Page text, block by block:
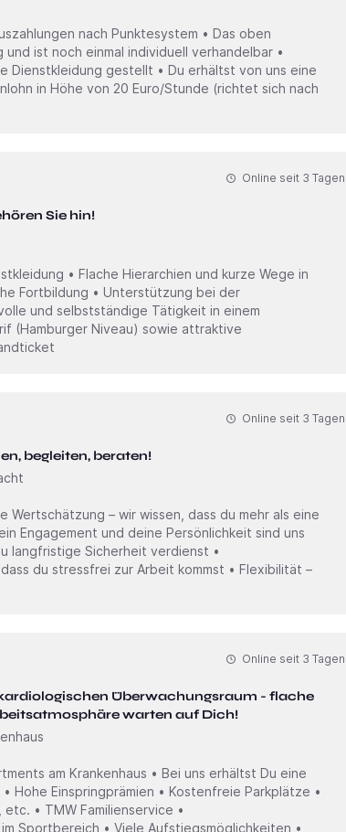
nach Punktesystem • Das oben
ist noch einmal individuell verhandelbar •
Dienstkleidung gestellt • Du erhältst von uns eine
in Höhe von 20 Euro/Stunde (richtet sich nach
Sie hin!
Online seit 3 Tagen
• Flache Hierarchien und kurze Wege in
Fortbildung • Unterstützung bei der
und selbstständige Tätigkeit in einem
(Hamburger Niveau) sowie attraktive
begleiten, beraten!
Online seit 3 Tagen
– wir wissen, dass du mehr als eine
Engagement und deine Persönlichkeit sind uns
langfristige Sicherheit verdienst •
du stressfrei zur Arbeit kommst • Flexibilität –
Überwachungsraum - flache
warten auf Dich!
Online seit 3 Tagen
am Krankenhaus • Bei uns erhältst Du eine
Einspringprämien • Kostenfreie Parkplätze •
• TMW Familienservice •
Sportbereich • Viele Aufstiegsmöglichkeiten •